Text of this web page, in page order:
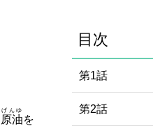
原油
げんゆ
を
目次
第1話
第2話